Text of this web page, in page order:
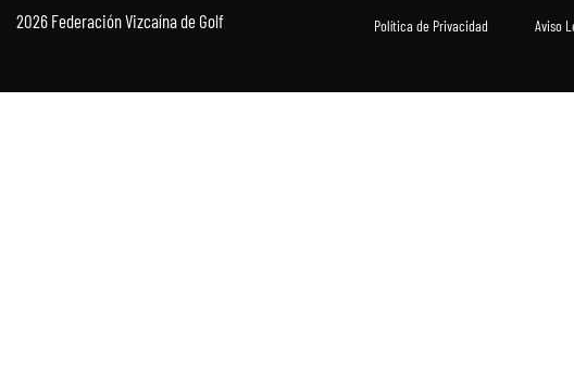
2026 Federación Vizcaína de Golf Política de Privacidad Aviso